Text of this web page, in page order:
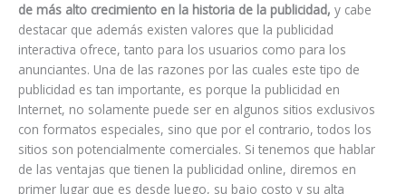
de más alto crecimiento en la historia de la publicidad, y cabe
destacar que además existen valores que la publicidad
interactiva ofrece, tanto para los usuarios como para los
anunciantes. Una de las razones por las cuales este tipo de
publicidad es tan importante, es porque la publicidad en
Internet, no solamente puede ser en algunos sitios exclusivos
con formatos especiales, sino que por el contrario, todos los
sitios son potencialmente comerciales. Si tenemos que hablar
de las ventajas que tienen la publicidad online, diremos en
primer lugar que es desde luego, su bajo costo y su alta